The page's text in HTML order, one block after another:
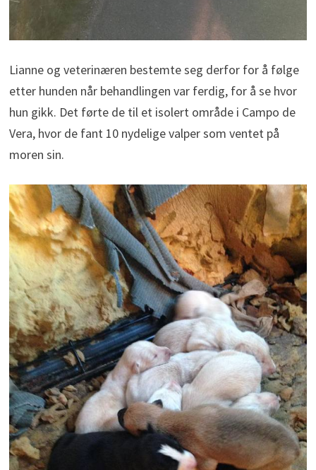
Lianne og veterinæren bestemte seg derfor for å følge
etter hunden når behandlingen var ferdig, for å se hvor
hun gikk. Det førte de til et isolert område i Campo de
Vera, hvor de fant 10 nydelige valper som ventet på
moren sin.